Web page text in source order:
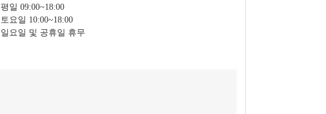
평일 09:00~18:00
토요일 10:00~18:00
일요일 및 공휴일 휴무